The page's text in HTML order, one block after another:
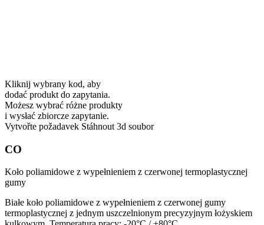
Kliknij wybrany kod, aby
dodać produkt do zapytania.
Możesz wybrać różne produkty
i wysłać zbiorcze zapytanie.
Vytvořte požadavek Stáhnout 3d soubor
CO
Koło poliamidowe z wypełnieniem z czerwonej termoplastycznej
gumy
Białe koło poliamidowe z wypełnieniem z czerwonej gumy
termoplastycznej z jednym uszczelnionym precyzyjnym łożyskiem